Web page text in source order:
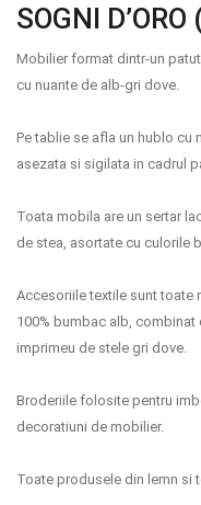
CAMERA
JUCARII
MARSUPII
BALANSOARE
BABY MONITORS
HRANIRE SI
CASA SI
SOGNI
Mobilier format dintr-un
cu nuante de alb-gri dove.
Pe tablie se afla un hublo cu
asezata si sigilata in cadrul
Toata mobila are un sertar
de stea, asortate cu culorile
Accesoriile textile sunt toate
100% bumbac alb,
imprimeu de stele gri dove.
Broderiile folosite pentru
decoratiuni de mobilier.
Toate produsele din lemn si